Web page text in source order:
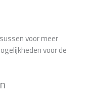
voor meer
voor de